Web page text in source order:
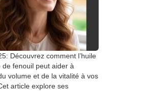
Découvrez comment l’huile
de fenouil peut aider à
volume et de la vitalité à vos
article explore ses